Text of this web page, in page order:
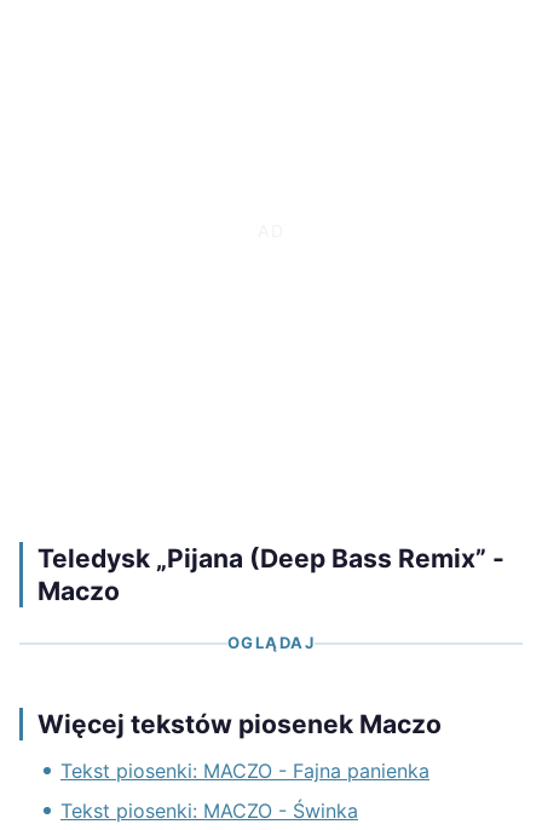
Teledysk „Pijana (Deep Bass Remix” -
Maczo
OGLĄDAJ
Więcej tekstów piosenek Maczo
Tekst piosenki: MACZO - Fajna panienka
Tekst piosenki: MACZO - Świnka